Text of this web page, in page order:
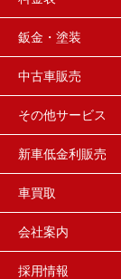
鈑金・塗装
中古車販売
その他サービス
新車低金利販売
車買取
会社案内
採用情報